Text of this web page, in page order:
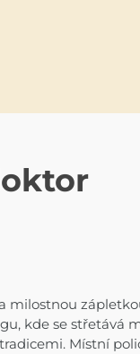
milostnou
kde se střetává
Místní